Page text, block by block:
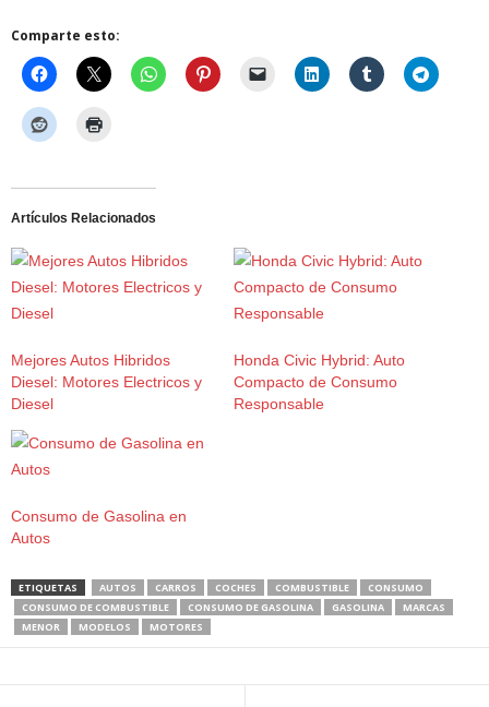
Comparte esto:
Artículos Relacionados
Mejores Autos Hibridos
Diesel: Motores Electricos y
Diesel
Honda Civic Hybrid: Auto
Compacto de Consumo
Responsable
Consumo de Gasolina en
Autos
ETIQUETAS AUTOS CARROS COCHES COMBUSTIBLE
CONSUMO
CONSUMO DE COMBUSTIBLE
CONSUMO DE GASOLINA GASOLINA
MARCAS
MENOR
MODELOS MOTORES